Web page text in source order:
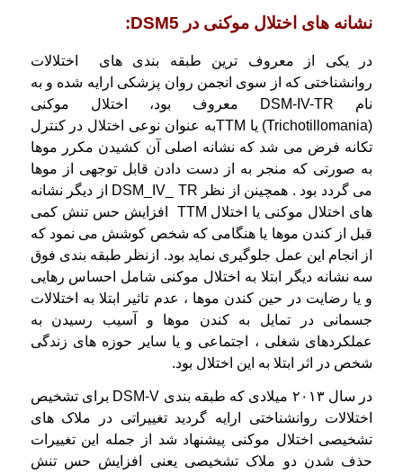
نشانه های اختلال موکنی در DSM5:
در یکی از معروف ترین طبقه بندی های اختلالات
روانشناختی که از سوی انجمن روان پزشکی ارایه شده و به
نام DSM-IV-TR معروف بود، اختلال موکنی
(Trichotillomania) یا TTMبه عنوان نوعی اختلال در کنترل
تکانه فرض می شد که نشانه اصلی آن کشیدن مکرر موها
به صورتی که منجر به از دست دادن قابل توجهی از موها
می گردد بود .
همچینن از نظر DSM_IV_ TR از دیگر نشانه
های اختلال موکنی یا اختلال TTM افزایش حس تنش کمی
قبل از کندن موها یا هنگامی که شخص کوشش می نمود که
از انجام این عمل جلوگیری نماید بود. ازنظر طبقه بندی فوق
سه نشانه دیگر ابتلا به اختلال موکنی شامل احساس رهایی
و یا رضایت در حین کندن موها ، عدم تاثیر ابتلا به اختلالات
جسمانی در تمایل به کندن موها و آسیب رسیدن به
عملکردهای شغلی ، اجتماعی و یا سایر حوزه های زندگی
شخص در اثر ابتلا به این اختلال بود.
در سال ۲۰۱۳ میلادی که طبقه بندی DSM-V برای تشخیص
اختلالات روانشناختی ارایه گردید تغییراتی در ملاک های
تشخیصی اختلال موکنی پیشنهاد شد از جمله این تغییرات
حذف شدن دو ملاک تشخیصی یعنی افزایش حس تنش